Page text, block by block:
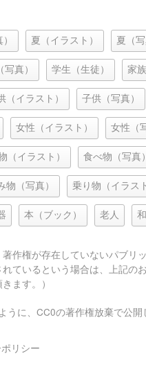
夏（イラスト） 夏（写
写真） 学生（生徒） 家
（イラスト） 子供（写真）
女性（イラスト） 女性（
（イラスト） 食べ物（写真）
物（写真） 乗り物（イラス
本（ブック） 老人
作権が存在していないパブリ
ているという場合は、上記の
ます。）
うに、CC0の著作権放棄で公
リシー